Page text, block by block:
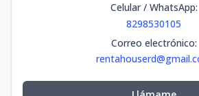
Celular / WhatsApp:
8298530105
Correo electrónico: